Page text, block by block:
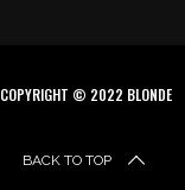
COPYRIGHT © 2022 BLONDE
BACK TO TOP